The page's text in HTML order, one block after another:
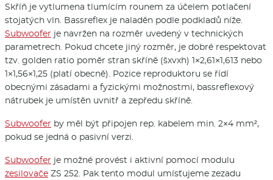
Skříň je vytlumena tlumícím rounem za účelem potlačení
stojatých vln. Bassreflex je naladěn podle podkladů níže.
Subwoofer je navržen na rozměr uvedený v technických
parametrech. Pokud chcete jiný rozměr, je dobré respektovat
tzv. golden ratio poměr stran skříně (šxvxh) 1×2,61×1,613 nebo
1×1,56×1,25 (platí obecně). Pozice reproduktoru se řídí
obecnými zásadami a fyzickými možnostmi, bassreflexový
nátrubek je umístěn uvnitř a zepředu skříně.
Subwoofer by měl být připojen rep. kabelem min. 2×4 mm²,
pokud se jedná o pasivní verzi.
Subwoofer je možné provést i aktivní pomocí modulu
zesilovače ZS 252. Pak tento modul umísťujeme zezadu